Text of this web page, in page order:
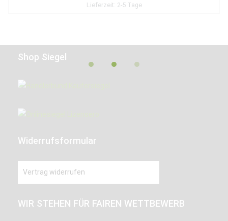
Lieferzeit: 2-5 Tage
Shop Siegel
Widerrufsformular
Vertrag widerrufen
WIR STEHEN FÜR FAIREN WETTBEWERB